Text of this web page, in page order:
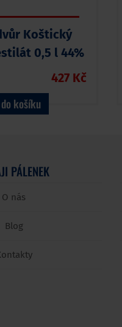
Koštický
0,5 l 44%
427 Kč
košíku
PÁLENEK
O nás
Blog